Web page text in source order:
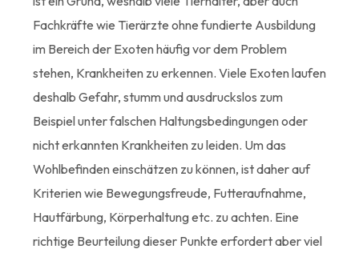
Fachkräfte wie Tierärzte ohne fundierte Ausbildung
im Bereich der Exoten häufig vor dem Problem
stehen, Krankheiten zu erkennen. Viele Exoten laufen
deshalb Gefahr, stumm und ausdruckslos zum
Beispiel unter falschen Haltungsbedingungen oder
nicht erkannten Krankheiten zu leiden. Um das
Wohlbefinden einschätzen zu können, ist daher auf
Kriterien wie Bewegungsfreude, Futteraufnahme,
Hautfärbung, Körperhaltung etc. zu achten. Eine
richtige Beurteilung dieser Punkte erfordert aber viel